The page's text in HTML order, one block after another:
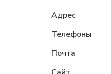
Адрес
Телефоны
Почта